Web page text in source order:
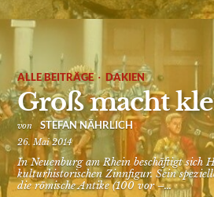
ALLE BEITRÄGE · DAKIEN
Groß macht
von STEFAN NÄHRLICH
26. Mai 2014
In Neuenburg am Rhein beschäftigt sich
kulturhistorischen Zinnfigur. Sein
die römische Antike (100 vor –...